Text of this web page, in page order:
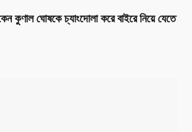
কুণাল ঘোষকে চ্যাংদোলা করে বাইরে নিয়ে যেতে